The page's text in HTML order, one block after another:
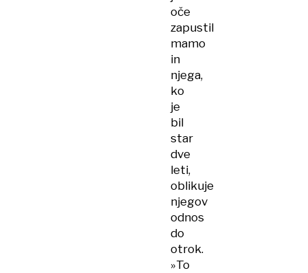
oče
zapustil
mamo
in
njega,
ko
je
bil
star
dve
leti,
oblikuje
njegov
odnos
do
otrok.
»To